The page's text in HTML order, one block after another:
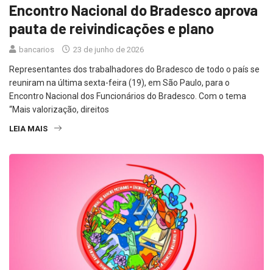
Encontro Nacional do Bradesco aprova
pauta de reivindicações e plano
bancarios 23 de junho de 2026
Representantes dos trabalhadores do Bradesco de todo o país se
reuniram na última sexta-feira (19), em São Paulo, para o
Encontro Nacional dos Funcionários do Bradesco. Com o tema
“Mais valorização, direitos
LEIA MAIS